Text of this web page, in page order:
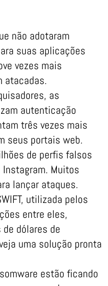
não adotaram
suas aplicações
vezes mais
atacadas.
as
autenticação
três vezes mais
seus portais web.
de perfis falsos
Muitos
lançar ataques.
utilizada pelos
entre eles,
dólares de
uma solução pronta
estão ficando